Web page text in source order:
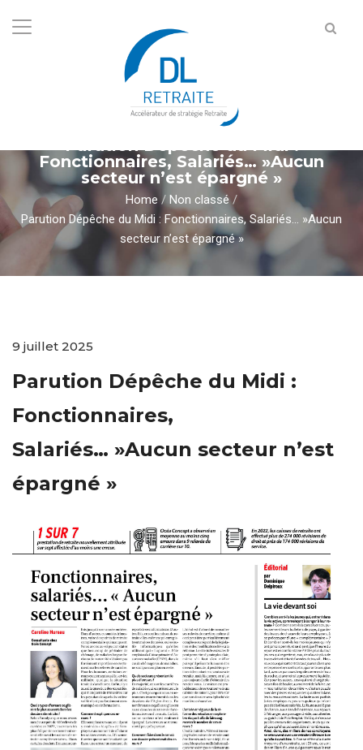
Parution Dépêche du Midi :
Fonctionnaires, Salariés… »Aucun
secteur n’est épargné »
Home / Non classé/
Parution Dépêche du Midi : Fonctionnaires, Salariés… »Aucun
secteur n’est épargné »
9 juillet 2025
Parution Dépêche du Midi :
Fonctionnaires,
Salariés… »Aucun secteur n’est
épargné »